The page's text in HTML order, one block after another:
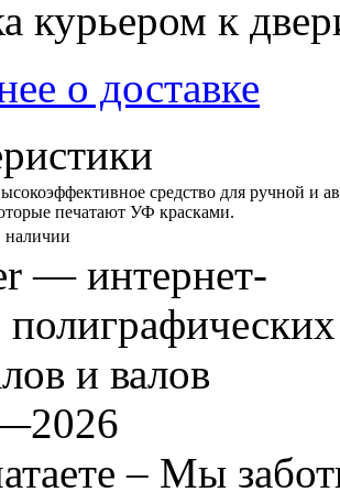
курьером к
о доставке
средство для ручной и
печатают УФ красками.
наличии
– Мы